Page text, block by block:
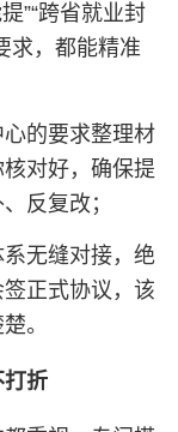
”“跨省就业封
求，都能精准
的要求整理材
对好，确保提
反复改；
无缝对接，绝
正式协议，该
。
打折